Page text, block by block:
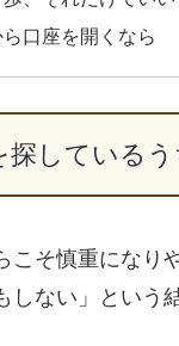
ら口座を開くなら
探している
そ慎重になり
ない」という